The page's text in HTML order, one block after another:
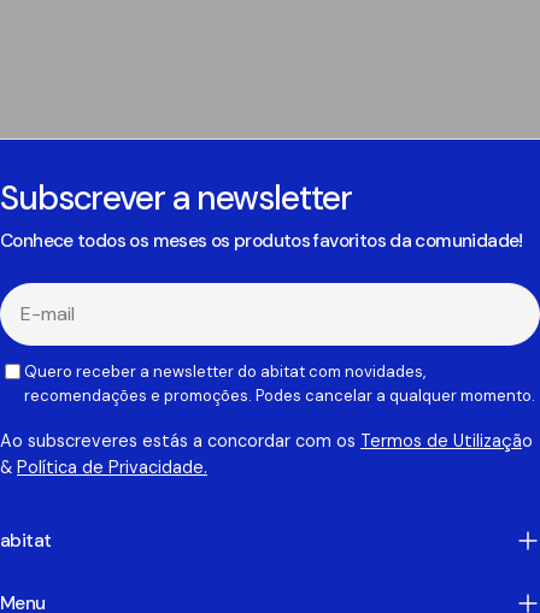
Subscrever a newsletter
Conhece todos os meses os produtos favoritos da comunidade!
E-
mail
Quero receber a newsletter do abitat com novidades,
recomendações e promoções. Podes cancelar a qualquer momento.
Ao subscreveres estás a concordar com os Termos de Utilização
& Política de Privacidade.
abitat
Menu